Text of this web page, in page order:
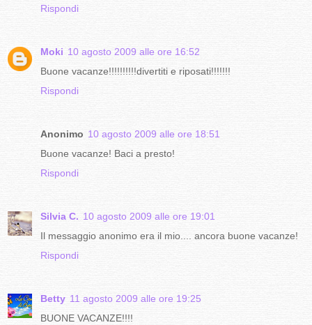
Rispondi
Moki 10 agosto 2009 alle ore 16:52
Buone vacanze!!!!!!!!!!divertiti e riposati!!!!!!!
Rispondi
Anonimo 10 agosto 2009 alle ore 18:51
Buone vacanze! Baci a presto!
Rispondi
Silvia C. 10 agosto 2009 alle ore 19:01
Il messaggio anonimo era il mio.... ancora buone vacanze!
Rispondi
Betty 11 agosto 2009 alle ore 19:25
BUONE VACANZE!!!!